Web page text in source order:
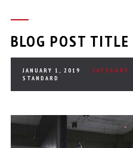
BLOG POST TITLE
JANUARY 1, 2019 CATEGORY :
STANDARD